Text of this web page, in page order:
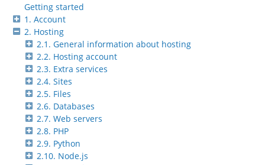
Getting started
1. Account
2. Hosting
2.1. General information about hosting
2.2. Hosting account
2.3. Extra services
2.4. Sites
2.5. Files
2.6. Databases
2.7. Web servers
2.8. PHP
2.9. Python
2.10. Node.js